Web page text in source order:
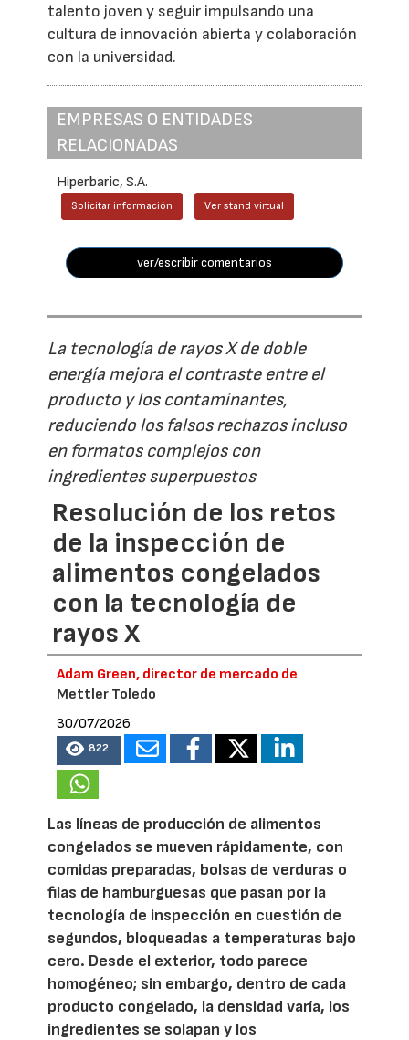
talento joven y seguir impulsando una
cultura de innovación abierta y colaboración
con la universidad.
EMPRESAS O ENTIDADES
RELACIONADAS
Hiperbaric, S.A.
Solicitar información Ver stand virtual
ver/escribir comentarios
La tecnología de rayos X de doble
energía mejora el contraste entre el
producto y los contaminantes,
reduciendo los falsos rechazos incluso
en formatos complejos con
ingredientes superpuestos
Resolución de los retos
de la inspección de
alimentos congelados
con la tecnología de
rayos X
Adam Green, director de mercado de
Mettler Toledo
30/07/2026
822
Las líneas de producción de alimentos
congelados se mueven rápidamente, con
comidas preparadas, bolsas de verduras o
filas de hamburguesas que pasan por la
tecnología de inspección en cuestión de
segundos, bloqueadas a temperaturas bajo
cero. Desde el exterior, todo parece
homogéneo; sin embargo, dentro de cada
producto congelado, la densidad varía, los
ingredientes se solapan y los